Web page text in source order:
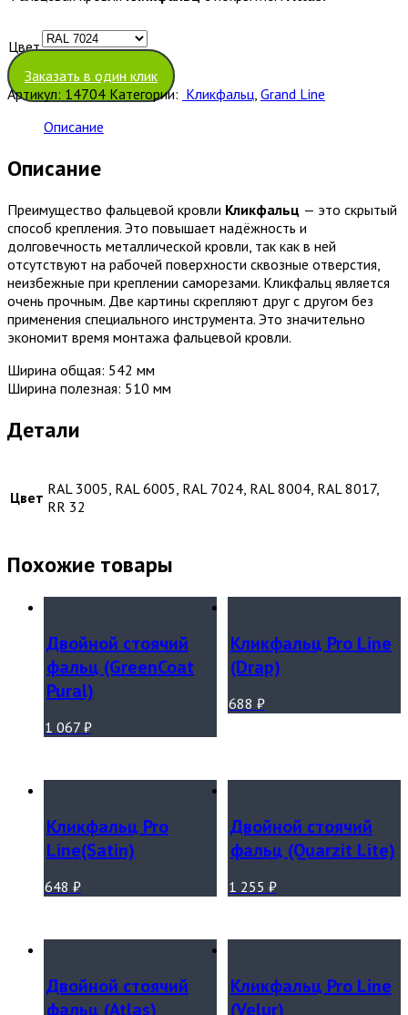
Цвет
Очистить
Заказать в один клик
Артикул: 14704 Категории: Кликфальц Grand Line
Описание
Описание
Преимущество фальцевой кровли Кликфальц — это скрытый
способ крепления. Это повышает надёжность и
долговечность металлической кровли, так как в ней
отсутствуют на рабочей поверхности сквозные отверстия,
неизбежные при креплении саморезами. Кликфальц является
очень прочным. Две картины скрепляют друг с другом без
применения специального инструмента. Это значительно
экономит время монтажа фальцевой кровли.
Ширина общая: 542 мм
Ширина полезная: 510 мм
Детали
Цвет RAL 3005, RAL 6005, RAL 7024, RAL 8004, RAL 8017,
RR 32
Похожие товары
Двойной стоячий
фальц (GreenCoat
Pural)
1 067 ₽
Кликфальц Pro Line
(Drap)
688 ₽
Кликфальц Pro
Line(Satin)
648 ₽
Двойной стоячий
фальц (Quarzit Lite)
1 255 ₽
Двойной стоячий
фальц (Atlas)
Кликфальц Pro Line
(Velur)